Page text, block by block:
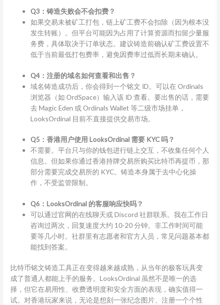
Q3：铸造失败会不会扣费？
如果交易未被矿工打包，链上矿工费不会扣除（因为根本没
发生转账）。但平台可能因为占用了计算资源而扣留少量服
务费，具体取决于订单状态。建议铸造前确认矿工费设置不
低于当前最低打包费率，避免因费率过低而长期未确认。
Q4：注册的域名如何查看和出售？
域名铸造成功后，你会得到一个铭文 ID。可以在 Ordinals
浏览器（如 OrdSpace）输入该 ID 查看。要出售的话，需要
去 Magic Eden 或 Ordinals Wallet 等二级市场挂单，
LooksOrdinal 目前不直接提供交易市场。
Q5：香港用户使用 LooksOrdinal 需要 KYC 吗？
不需要。平台只与你的钱包进行链上交互，不收集任何个人
信息。但如果你通过香港持牌交易所购买比特币再提币，那
部分需要完成交易所的 KYC。铸造本身属于去中心化操
作，不受监管限制。
Q6：LooksOrdinal 的客服响应快吗？
可以通过官网的在线聊天或 Discord 社群联系。我在工作日
咨询过两次，回复速度大约 10-20 分钟。非工作时间可能
要等几小时。社群里有志愿者和官方人员，常见问题基本都
能找到答案。
比特币铭文铸造工具正在变得越来越成熟，从当年的极客玩具变
成了普通人都能上手的服务。LooksOrdinal 虽然不是唯一的选
择，但它在易用性、收费透明度和安全方面的表现，确实值得一
试。对香港玩家来说，无论是想刻一张纪念图片、注册一个个性